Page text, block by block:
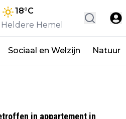
18°C
Heldere Hemel
Sociaal en Welzijn Natuur
in appartement in